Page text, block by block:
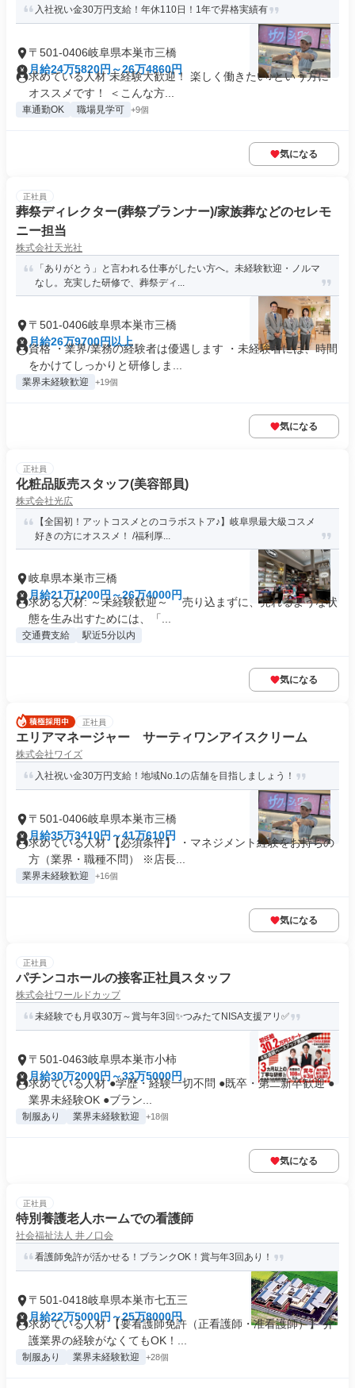
入社祝い金30万円支給！年休110日！1年で昇格実績有
〒501-0406岐阜県本巣市三橋
月給24万5820円～26万4860円
求めている人材 未経験大歓迎！ 楽しく働きたい♪という方に
オススメです！ ＜こんな方...
車通勤OK 職場見学可 +9個
気になる
正社員
葬祭ディレクター(葬祭プランナー)/家族葬などのセレモ
ニー担当
株式会社天光社
「ありがとう」と言われる仕事がしたい方へ。未経験歓迎・ノルマ
なし。充実した研修で、葬祭ディ...
〒501-0406岐阜県本巣市三橋
月給26万9700円以上
資格 ・業界/業務の経験者は優遇します ・未経験者には、時間
をかけてしっかりと研修しま...
業界未経験歓迎 +19個
気になる
正社員
化粧品販売スタッフ(美容部員)
株式会社光広
【全国初！アットコスメとのコラボストア♪】岐阜県最大級コスメ
好きの方にオススメ！ /福利厚...
岐阜県本巣市三橋
月給21万1200円～26万4000円
求める人材: ～未経験歓迎～ 売り込まずに、売れるような状
態を生み出すためには、「...
交通費支給 駅近5分以内
気になる
正社員
エリアマネージャー サーティワンアイスクリーム
株式会社ワイズ
入社祝い金30万円支給！地域No.1の店舗を目指しましょう！
〒501-0406岐阜県本巣市三橋
月給35万3410円～41万610円
求めている人材 【必須条件】 ・マネジメント経験をお持ちの
方（業界・職種不問） ※店長...
業界未経験歓迎 +16個
気になる
正社員
パチンコホールの接客正社員スタッフ
株式会社ワールドカップ
未経験でも月収30万～賞与年3回✨つみたてNISA支援アリ✅
〒501-0463岐阜県本巣市小柿
月給30万2000円～33万5000円
求めている人材 ●学歴・経験一切不問 ●既卒・第二新卒歓迎 ●
業界未経験OK ●ブラン...
制服あり 業界未経験歓迎 +18個
気になる
正社員
特別養護老人ホームでの看護師
社会福祉法人 井ノ口会
看護師免許が活かせる！ブランクOK！賞与年3回あり！
〒501-0418岐阜県本巣市七五三
月給22万5000円～25万8000円
求めている人材 【要看護師免許（正看護師・准看護師）】 介
護業界の経験がなくてもOK！...
制服あり 業界未経験歓迎 +28個